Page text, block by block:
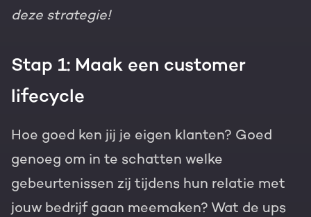
deze strategie!
Stap 1: Maak een customer
lifecycle
Hoe goed ken jij je eigen klanten? Goed
genoeg om in te schatten welke
gebeurtenissen zij tijdens hun relatie met
jouw bedrijf gaan meemaken? Wat de ups